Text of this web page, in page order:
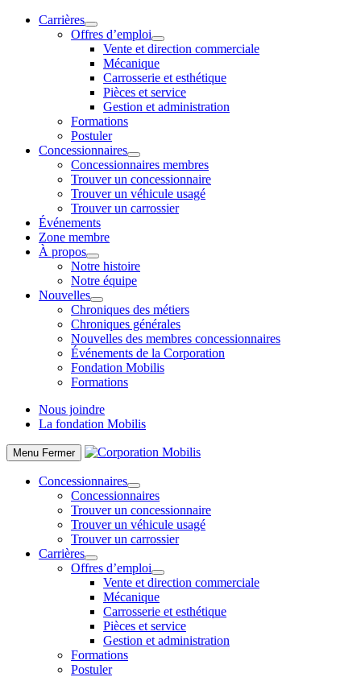
Carrières
Offres d’emploi
Vente et direction commerciale
Mécanique
Carrosserie et esthétique
Pièces et service
Gestion et administration
Formations
Postuler
Concessionnaires
Concessionnaires membres
Trouver un concessionnaire
Trouver un véhicule usagé
Trouver un carrossier
Événements
Zone membre
À propos
Notre histoire
Notre équipe
Nouvelles
Chroniques des métiers
Chroniques générales
Nouvelles des membres concessionnaires
Événements de la Corporation
Fondation Mobilis
Formations
Nous joindre
La fondation Mobilis
Menu Fermer
Concessionnaires
Concessionnaires
Trouver un concessionnaire
Trouver un véhicule usagé
Trouver un carrossier
Carrières
Offres d’emploi
Vente et direction commerciale
Mécanique
Carrosserie et esthétique
Pièces et service
Gestion et administration
Formations
Postuler